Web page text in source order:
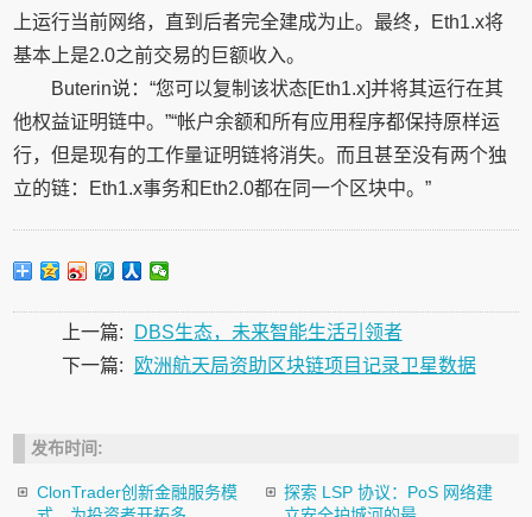
上运行当前网络，直到后者完全建成为止。最终，Eth1.x将
基本上是2.0之前交易的巨额收入。
Buterin说：“您可以复制该状态[Eth1.x]并将其运行在其
他权益证明链中。”“帐户余额和所有应用程序都保持原样运
行，但是现有的工作量证明链将消失。而且甚至没有两个独
立的链：Eth1.x事务和Eth2.0都在同一个区块中。”
上一篇:
DBS生态，未来智能生活引领者
下一篇:
欧洲航天局资助区块链项目记录卫星数据
发布时间:
ClonTrader创新金融服务模
探索 LSP 协议：PoS 网络建